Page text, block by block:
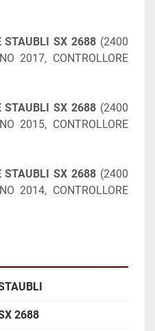
STAUBLI SX 2688 (2400
2017, CONTROLLORE
STAUBLI SX 2688 (2400
2015, CONTROLLORE
STAUBLI SX 2688 (2400
2014, CONTROLLORE
2688